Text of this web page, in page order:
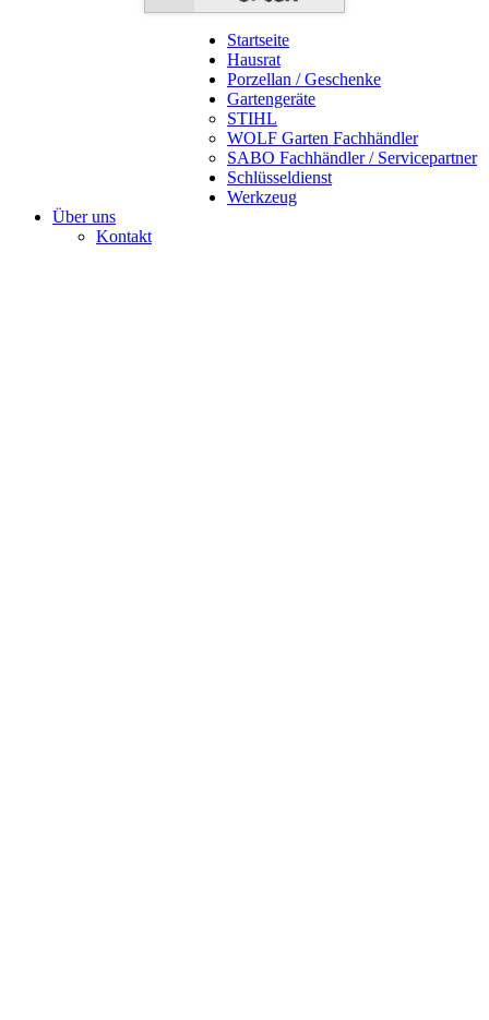
Startseite
Hausrat
Porzellan / Geschenke
Gartengeräte
STIHL
WOLF Garten Fachhändler
SABO Fachhändler / Servicepartner
Schlüsseldienst
Werkzeug
Über uns
Kontakt